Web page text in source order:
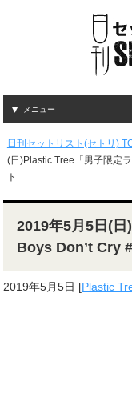
メニュー
日刊セットリスト(セトリ)
(日)Plastic Tree「男子限定
ト
2019年5月5日(
Boys Don’t Cry
2019年5月5日 [Plastic